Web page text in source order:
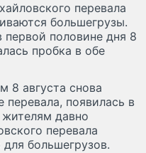
перевала
большегрузы.
половине дня 8
пробка в обе
8 августа снова
перевала, появилась в
давно
перевала
большегрузов.